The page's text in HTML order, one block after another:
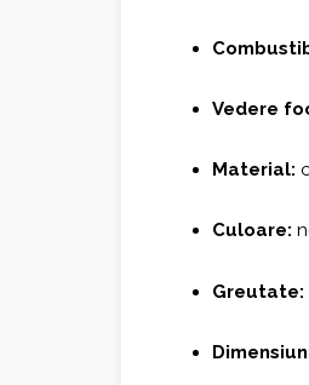
Vedere
Material:
Culoare:
Greutate: